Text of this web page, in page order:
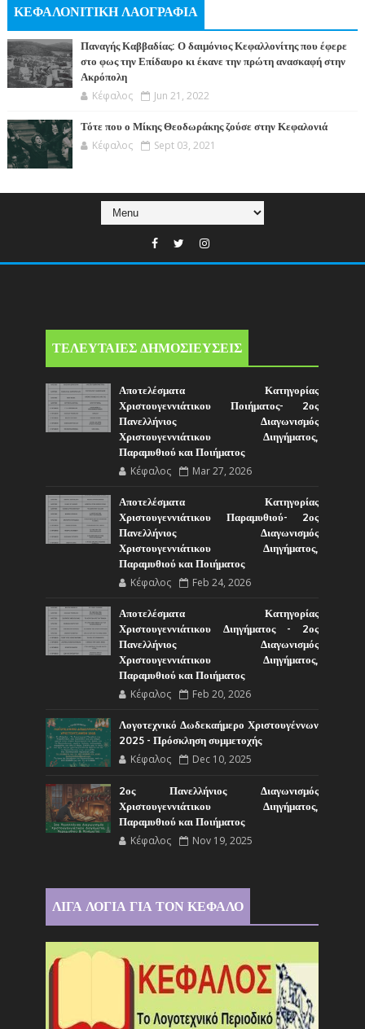
ΚΕΦΑΛΟΝΙΤΙΚΗ ΛΑΟΓΡΑΦΙΑ
Παναγής Καββαδίας: Ο δαιμόνιος Κεφαλλονίτης που έφερε
στο φως την Επίδαυρο κι έκανε την πρώτη ανασκαφή στην
Ακρόπολη
Κέφαλος Jun 21, 2022
Τότε που ο Μίκης Θεοδωράκης ζούσε στην Κεφαλονιά
Κέφαλος Sept 03, 2021
ΤΕΛΕΥΤΑΙΕΣ ΔΗΜΟΣΙΕΥΣΕΙΣ
Αποτελέσματα Κατηγορίας
Χριστουγεννιάτικου Ποιήματος- 2ος
Πανελλήνιος Διαγωνισμός
Χριστουγεννιάτικου Διηγήματος,
Παραμυθιού και Ποιήματος
Κέφαλος Mar 27, 2026
Αποτελέσματα Κατηγορίας
Χριστουγεννιάτικου Παραμυθιού- 2ος
Πανελλήνιος Διαγωνισμός
Χριστουγεννιάτικου Διηγήματος,
Παραμυθιού και Ποιήματος
Κέφαλος Feb 24, 2026
Αποτελέσματα Κατηγορίας
Χριστουγεννιάτικου Διηγήματος - 2ος
Πανελλήνιος Διαγωνισμός
Χριστουγεννιάτικου Διηγήματος,
Παραμυθιού και Ποιήματος
Κέφαλος Feb 20, 2026
Λογοτεχνικό Δωδεκαήμερο Χριστουγέννων
2025 - Πρόσκληση συμμετοχής
Κέφαλος Dec 10, 2025
2ος Πανελλήνιος Διαγωνισμός
Χριστουγεννιάτικου Διηγήματος,
Παραμυθιού και Ποιήματος
Κέφαλος Nov 19, 2025
ΛΙΓΑ ΛΟΓΙΑ ΓΙΑ ΤΟΝ ΚΕΦΑΛΟ